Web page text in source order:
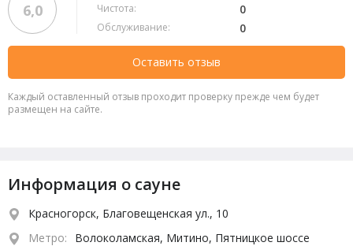
6,0 Чистота: 0
Обслуживание: 0
Оставить отзыв
Каждый оставленный отзыв проходит проверку прежде чем будет
размещен на сайте.
Информация о сауне
Красногорск, Благовещенская ул., 10
Метро:
Волоколамская, Митино, Пятницкое шоссе